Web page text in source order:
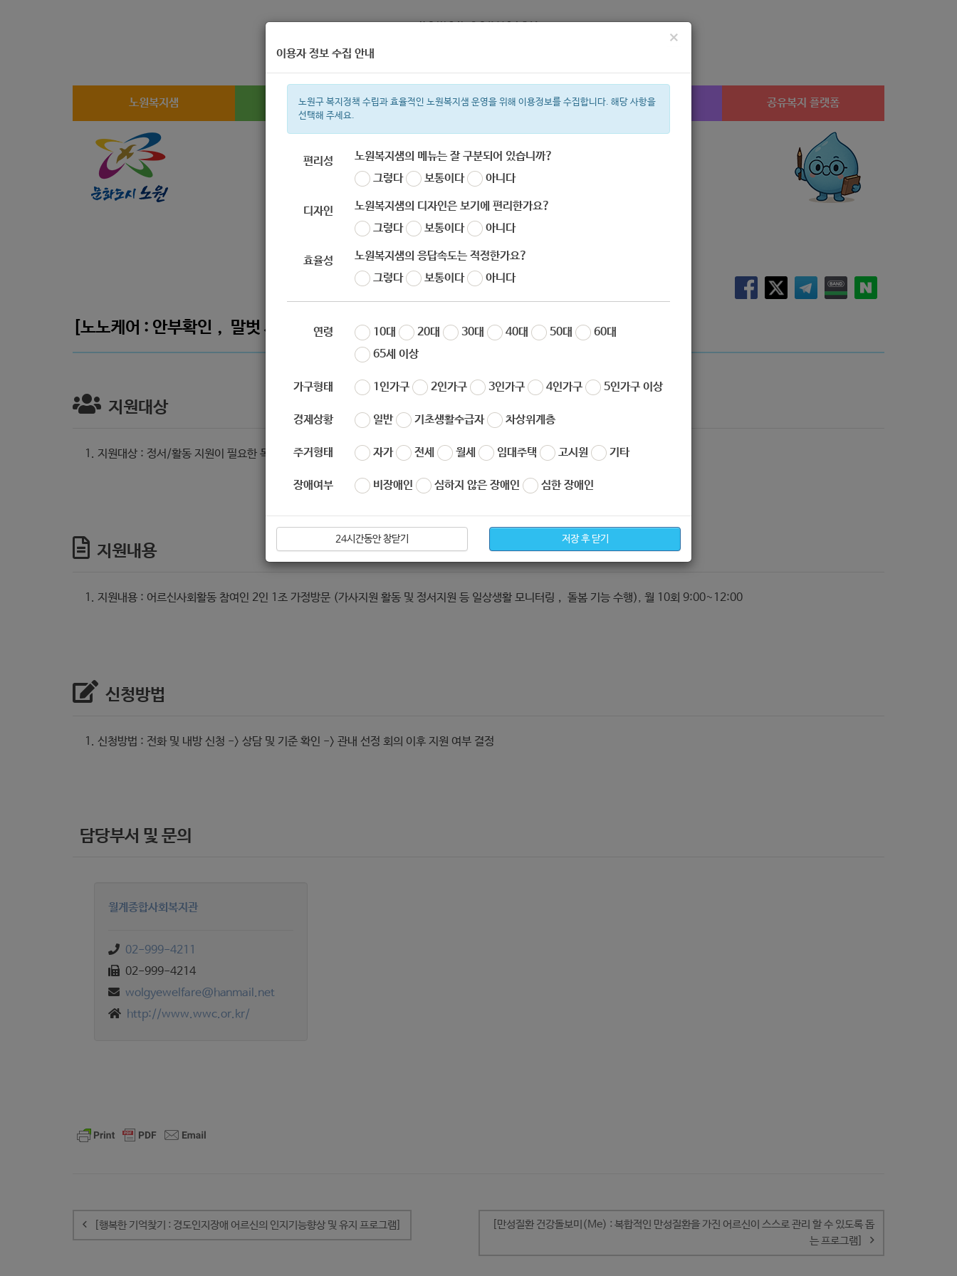
노원복지샘 복지정보 복지서비스 신청 복지시설찾기 공유복지 플랫폼
복지관 지원금 이용시설 ìº 성민복지관 은둔 수정 음악
×
이용자 정보 수집 안내
노원구 복지정책 수립과 효율적인 노원복지샘 운영을 위해 이용정보를 수집합니다. 해당 사항을
선택해 주세요.
편리성
노원복지샘의 메뉴는 잘 구분되어 있습니까?
그렇다
보통이다 아니다
디자인
노원복지샘의 디자인은 보기에 편리한가요?
그렇다
보통이다 아니다
효율성
노원복지샘의 응답속도는 적정한가요?
그렇다
보통이다 아니다
연령 10대 20대 30대 40대 50대
60대
65세 이상
가구형태 1인가구 2인가구 3인가구 4인가구 5인가구 이상
경제상황 일반 기초생활수급자 차상위계층
주거형태 자가 전세 월세 임대주택 고시원 기타
장애여부 비장애인 심하지 않은 장애인 심한 장애인
24시간동안 창닫기 저장 후 닫기
[노노케어 : 안부확인， 말벗 서비스 지원 프로그램]
지원대상
지원대상 : 정서/활동 지원이 필요한 독거 어르신 (1순위: 장기요양등급 제외대상， 2순위: 장기요양등급자 중 필요한 경우)
지원내용
지원내용 : 어르신사회활동 참여인 2인 1조 가정방문 (가사지원 활동 및 정서지원 등 일상생활 모니터링， 돌봄 기능 수행), 월 10회 9:00~12:00
신청방법
신청방법 : 전화 및 내방 신청 -> 상담 및 기준 확인 -> 관내 선정 회의 이후 지원 여부 결정
담당부서 및 문의
월계종합사회복지관
02-999-4211
02-999-4214
wolgyewelfare@hanmail.net
http://www.wwc.or.kr/
내
비
[행복한 기억찾기 : 경도인지장애 어르신의 인지기능향상 및 유지 프로그램]
[만성질환 건강돌보미(Me) : 복합적인 만성질환을 가진 어르신이 스스로 관리 할 수 있도록 돕
는 프로그램]